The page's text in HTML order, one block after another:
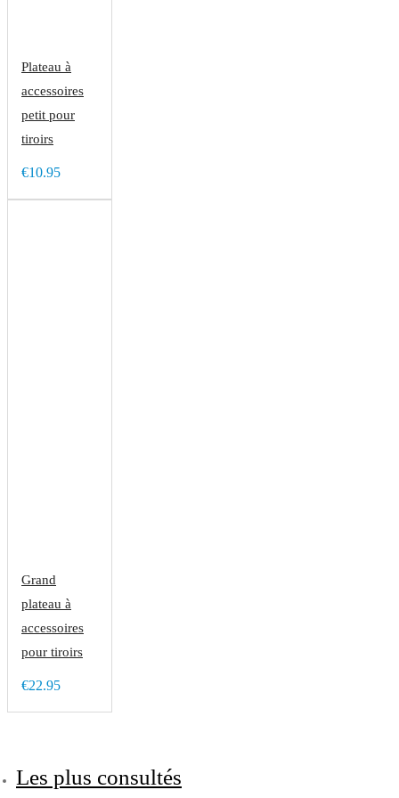
Plateau à
accessoires
petit pour
tiroirs
€10.95
Grand
plateau à
accessoires
pour tiroirs
€22.95
Les plus consultés